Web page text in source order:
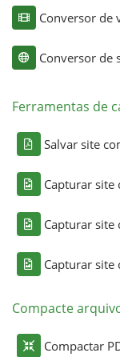
Conversor de
Conversor de
Ferramentas de
Salvar site
Capturar site
Capturar site
Capturar site
Compacte
Compactar